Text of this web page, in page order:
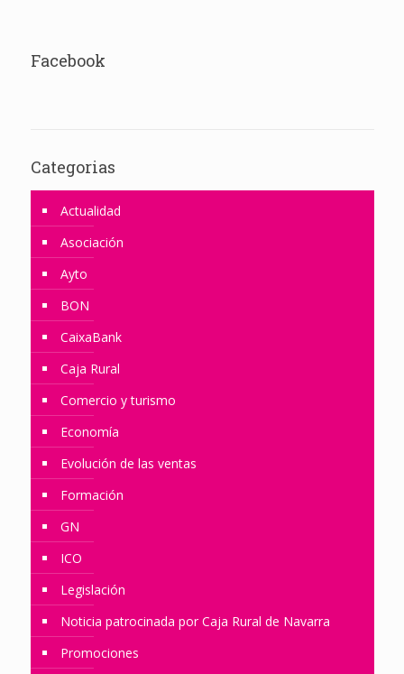
Facebook
Categorias
Actualidad
Asociación
Ayto
BON
CaixaBank
Caja Rural
Comercio y turismo
Economía
Evolución de las ventas
Formación
GN
ICO
Legislación
Noticia patrocinada por Caja Rural de Navarra
Promociones